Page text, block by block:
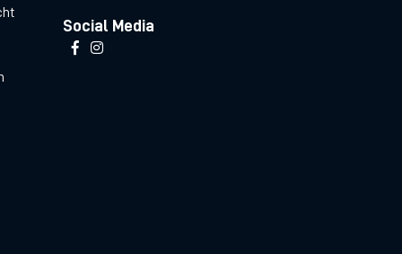
Social Media